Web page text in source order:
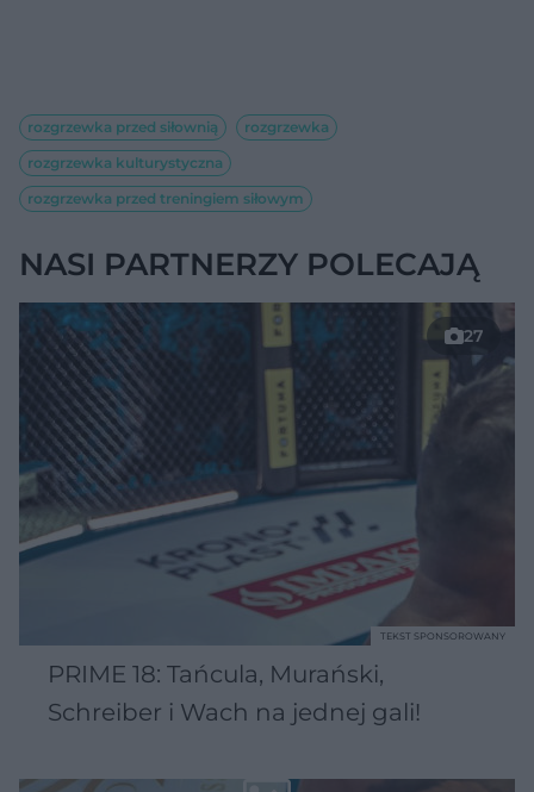
rozgrzewka przed siłownią
rozgrzewka
rozgrzewka kulturystyczna
rozgrzewka przed treningiem siłowym
NASI PARTNERZY POLECAJĄ
27
PRIME 18: Tańcula, Murański,
Schreiber i Wach na jednej gali!
TEKST SPONSOROWANY